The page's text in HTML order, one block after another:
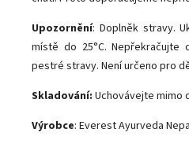
Upozornění: Doplněk stravy.
místě do 25°C. Nepřekračujte
pestré stravy. Není určeno pro
Skladování: Uchovávejte mimo
Výrobce: Everest Ayurveda